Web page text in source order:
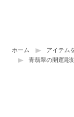
ホーム アイテム
青翡翠の開運彫